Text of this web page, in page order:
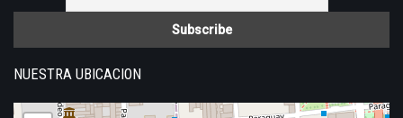
NUESTRA UBICACION